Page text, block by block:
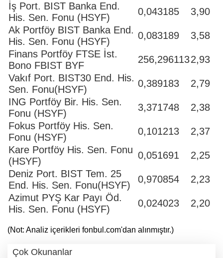
İş Port. BIST Banka End.
His. Sen. Fonu (HSYF)
0,043185
3,90
Ak Portföy BIST Banka End.
His. Sen. Fonu (HSYF)
0,083189
3,58
Finans Portföy FTSE İst.
Bono FBIST BYF
256,2961132,93
Vakıf Port. BIST30 End. His.
Sen. Fonu(HSYF)
0,389183
2,79
ING Portföy Bir. His. Sen.
Fonu (HSYF)
3,371748
2,38
Fokus Portföy His. Sen.
Fonu (HSYF)
0,101213
2,37
Kare Portföy His. Sen. Fonu
(HSYF)
0,051691
2,25
Deniz Port. BIST Tem. 25
End. His. Sen. Fonu(HSYF)
0,970854
2,23
Azimut PYŞ Kar Payı Öd.
His. Sen. Fonu (HSYF)
0,024023 2,20
(Not: Analiz içerikleri fonbul.com'dan alınmıştır.)
Çok Okunanlar